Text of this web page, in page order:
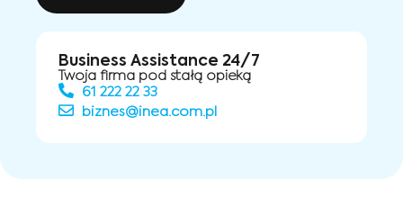
Business Assistance 24/7
Twoja firma pod stałą opieką
61 222 22 33
biznes@inea.com.pl